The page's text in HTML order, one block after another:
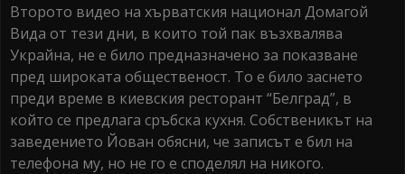
Второто видео на хърватския национал Домагой
Вида от тези дни, в които той пак възхвалява
Украйна, не е било предназначено за показване
пред широката общественост. То е било заснето
преди време в киевския ресторант “Белград”, в
който се предлага сръбска кухня. Собственикът на
заведението Йован обясни, че записът е бил на
телефона му, но не го е споделял на никого.